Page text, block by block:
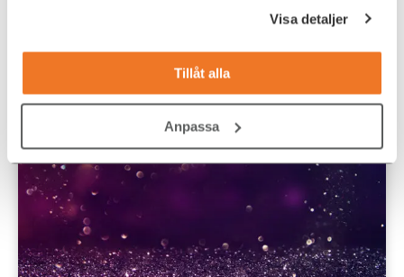
Visa detaljer
Tillåt alla
Anpassa
branschen kring mångfald och vad som …
Hållbar arbetsmarknad ,Jämställdhet